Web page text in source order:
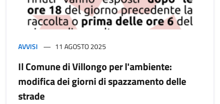
AVVISI 11 AGOSTO 2025
Il Comune di Villongo per l'ambiente:
modifica dei giorni di spazzamento delle
strade